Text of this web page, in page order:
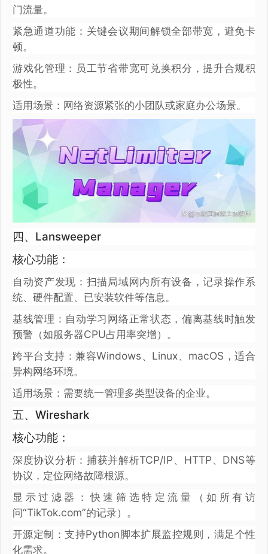
门流量。
紧急通道功能：关键会议期间解锁全部带宽，避免卡
顿。
游戏化管理：员工节省带宽可兑换积分，提升合规积
极性。
适用场景：网络资源紧张的小团队或家庭办公场景。
四、Lansweeper
核心功能：
自动资产发现：扫描局域网内所有设备，记录操作系
统、硬件配置、已安装软件等信息。
基线管理：自动学习网络正常状态，偏离基线时触发
预警（如服务器CPU占用率突增）。
跨平台支持：兼容Windows、Linux、macOS，适合
异构网络环境。
适用场景：需要统一管理多类型设备的企业。
五、Wireshark
核心功能：
深度协议分析：捕获并解析TCP/IP、HTTP、DNS等
协议，定位网络故障根源。
显示过滤器：快速筛选特定流量（如所有访
问“TikTok.com”的记录）。
开源定制：支持Python脚本扩展监控规则，满足个性
化需求。